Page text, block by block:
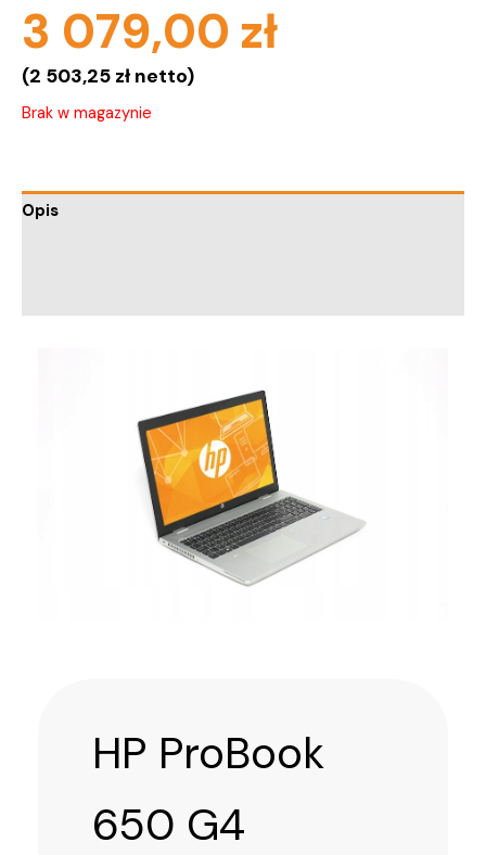
3 079,00 zł
(2 503,25 zł netto)
Brak w magazynie
Opis
HP ProBook
650 G4